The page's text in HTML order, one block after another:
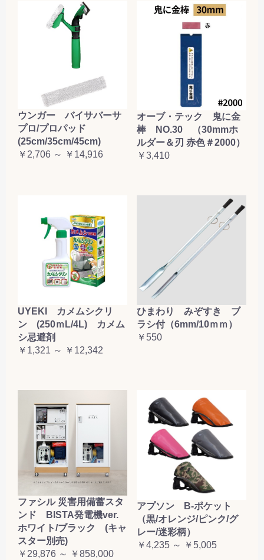
お買い物を続ける カートへ進む
ウンガー バイサバーサ
プロ/プロパッド
(25cm/35cm/45cm)
￥2,706 ～ ￥14,916
オーブ・テック 鬼に金
棒 NO.30 （30mmホ
ルダー＆刃 赤色＃2000）
￥3,410
UYEKI カメムシクリ
ン (250ｍL/4L) カメム
シ忌避剤
￥1,321 ～ ￥12,342
ひまわり みぞすき ブ
ラシ付（6mm/10ｍｍ）
￥550
ファシル 災害用備蓄スタ
ンド BISTA発電機ver.
ホワイト/ブラック (キャ
スター別売)
￥29,876 ～ ￥858,000
アプソン B-ポケット
（黒/オレンジ/ピンク/グ
レー/迷彩柄）
￥4,235 ～ ￥5,005